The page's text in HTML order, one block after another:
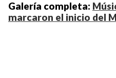
Galería completa:
marcaron el inicio del